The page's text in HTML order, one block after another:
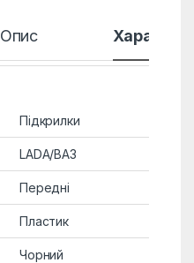
Опис
Підкрилки
LADA/ВАЗ
Передні
Пластик
Чорний